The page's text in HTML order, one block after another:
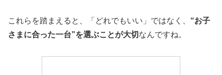
これらを踏まえると、「どれでもいい」ではなく、 “お子
さまに合った一台”を選ぶことが大切 なんですね。